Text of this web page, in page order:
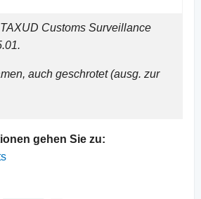
Customs Surveillance
auch geschrotet (ausg. zur
gehen Sie zu: